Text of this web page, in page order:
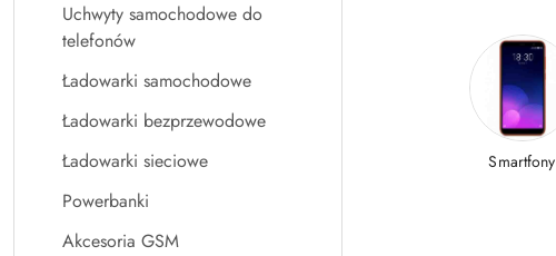
Uchwyty samochodowe do
telefonów
Ładowarki samochodowe
Ładowarki bezprzewodowe
Ładowarki sieciowe
Powerbanki
Akcesoria GSM
Smartfony